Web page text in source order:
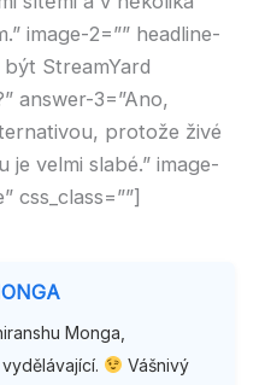
image-2=”” headline-
StreamYard
answer-3=”Ano,
protože živé
velmi slabé.” image-
css_class=””]
Monga,
Vášnivý